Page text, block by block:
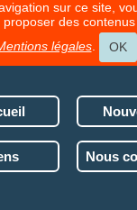
sur ce site,
des
légales. OK
Nous